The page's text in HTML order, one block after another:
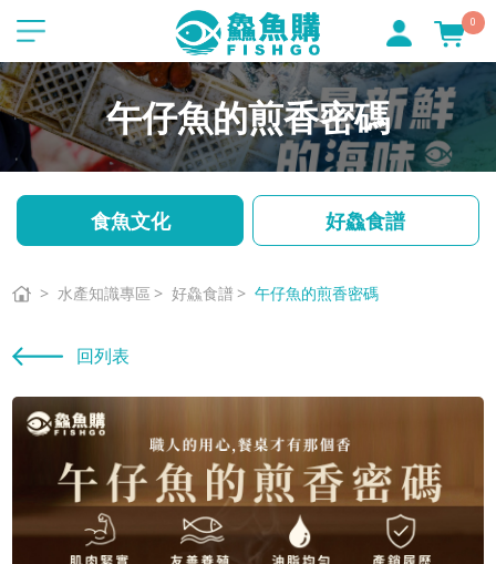
0
午仔魚的煎香密碼
食魚文化 好鱻食譜
水產知識專區 好鱻食譜 午仔魚的煎香密碼
回列表